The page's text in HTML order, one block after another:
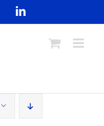
LinkedIn